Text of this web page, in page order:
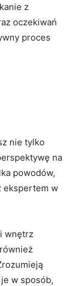
z
⁣oczekiwań
proces
nie tylko
na
powodów,
ekspertem w
wnętrz
w sposób,